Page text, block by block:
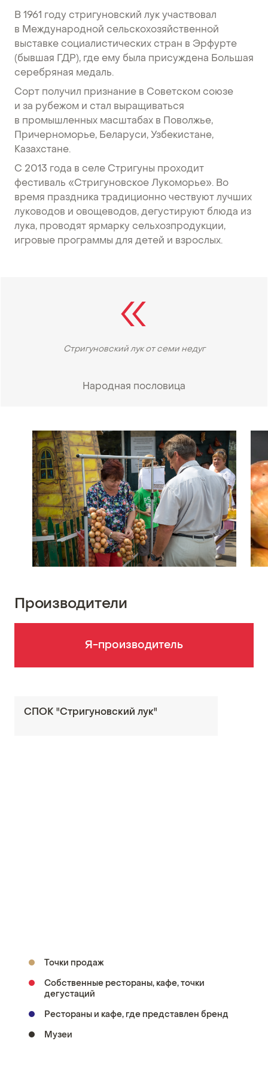
В 1961 году стригуновский лук участвовал
в Международной сельскохозяйственной
выставке социалистических стран в Эрфурте
(бывшая ГДР), где ему была присуждена Большая
серебряная медаль.
Сорт получил признание в Советском союзе
и за рубежом и стал выращиваться
в промышленных масштабах в Поволжье,
Причерноморье, Беларуси, Узбекистане,
Казахстане.
С 2013 года в селе Стригуны проходит
фестиваль «Стригуновское Лукоморье». Во
время праздника традиционно чествуют лучших
луководов и овощеводов, дегустируют блюда из
лука, проводят ярмарку сельхозпродукции,
игровые программы для детей и взрослых.
Стригуновский лук от семи недуг
Народная пословица
Производители
Я-производитель
СПОК "Стригуновский лук"
Точки продаж
Собственные рестораны, кафе, точки
дегустаций
Рестораны и кафе, где представлен бренд
Музеи